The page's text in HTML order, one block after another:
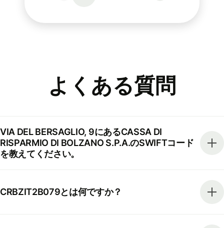
よくある質問
VIA DEL BERSAGLIO, 9にあるCASSA DI
RISPARMIO DI BOLZANO S.P.A.のSWIFTコード
を教えてください。
CRBZIT2B079とは何ですか？